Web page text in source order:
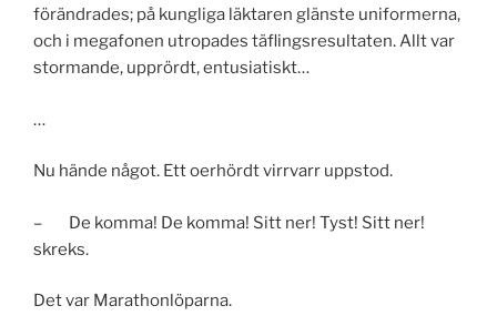
förändrades; på kungliga läktaren glänste uniformerna,
och i megafonen utropades täflingsresultaten. Allt var
stormande, upprördt, entusiatiskt…
…
Nu hände något. Ett oerhördt virrvarr uppstod.
– De komma! De komma! Sitt ner! Tyst! Sitt ner!
skreks.
Det var Marathonlöparna.